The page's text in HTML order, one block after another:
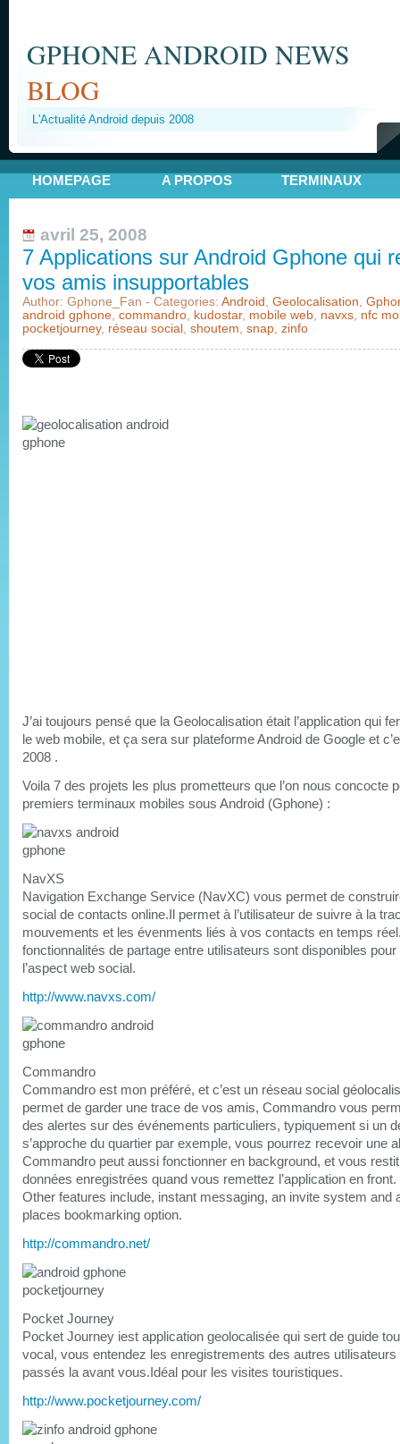
GPHONE ANDROID NEWS
BLOG
L'Actualité Android depuis 2008
HOMEPAGE A PROPOS TERMINAUX
avril 25, 2008
7 Applications sur Android Gphone qui
vos amis insupportables
Author: Gphone_Fan - Categories: Android , Geolocalisation,
android gphone, commandro, kudostar, mobile web, navxs, nfc
pocketjourney, réseau social , shoutem, snap, zinfo
J’ai toujours pensé que la Geolocalisation était l’application qui
le web mobile, et ça sera sur plateforme Android de Google et
2008 .
Voila 7 des projets les plus prometteurs que l’on nous concocte
premiers terminaux mobiles sous Android (Gphone) :
NavXS
Navigation Exchange Service (NavXC) vous permet de
social de contacts online.Il permet à l’utilisateur de suivre à la
mouvements et les évenments liés à vos contacts en temps
fonctionnalités de partage entre utilisateurs sont disponibles
l’aspect web social.
http://www.navxs.com/
Commandro
Commandro est mon préféré, et c’est un réseau social
permet de garder une trace de vos amis, Commandro vous
des alertes sur des événements particuliers, typiquement si un
s’approche du quartier par exemple, vous pourrez recevoir une
Commandro peut aussi fonctionner en background, et vous
données enregistrées quand vous remettez l’application en front.
Other features include, instant messaging, an invite system and
places bookmarking option.
http://commandro.net/
Pocket Journey
Pocket Journey iest application geolocalisée qui sert de guide
vocal, vous entendez les enregistrements des autres utilisateurs
passés la avant vous.Idéal pour les visites touristiques.
http://www.pocketjourney.com/